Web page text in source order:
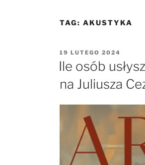
TAG: AKUSTYKA
OPUBLIKOWANE
W
19 LUTEGO 2024
Ile osób
na Juliusza